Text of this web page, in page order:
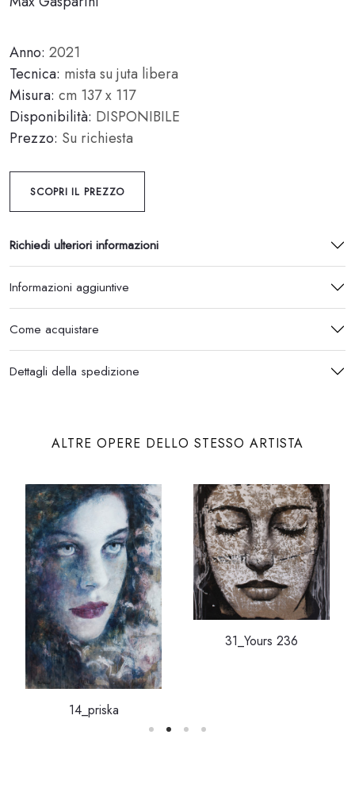
Anno: 2021
Tecnica: mista su juta libera
Misura: cm 137 x 117
Disponibilità: DISPONIBILE
Prezzo: Su richiesta
SCOPRI IL PREZZO
Richiedi ulteriori informazioni
Informazioni aggiuntive
Come acquistare
Dettagli della spedizione
ALTRE OPERE DELLO STESSO ARTISTA
14_priska
31_Yours 236